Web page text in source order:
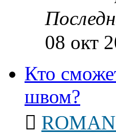
08 окт
Кто
швом?